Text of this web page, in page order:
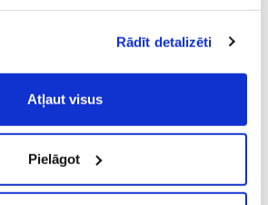
vietnes lietošanas
- VVLN).
Rādīt detalizēti
Atļaut visus
Pielāgot